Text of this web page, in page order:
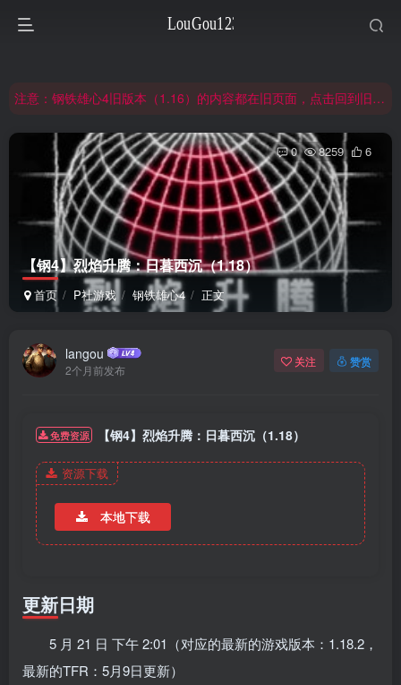
非常抱歉，节假日晚上服务器爆满，建议避开高峰时段访问。
注意：钢铁雄心4旧版本（1.16）的内容都在旧页面，点击回到旧版页面前往，网址：3yc.top
非常抱歉，节假日晚上服务器爆满，建议避开高峰时段访问。
网站合并公告：旧网页langou123.com的内容将搬迁到本页面，本页面后续可通过langou123.com和www.langou123.com访问。旧网页可通过3yc.top访问。
【钢4】烈焰升腾：日暮西沉（1.18）
首页 P社游戏 钢铁雄心4 正文
0 8259 6
langou
2个月前发布
关注 赞赏
免费资源 【钢4】烈焰升腾：日暮西沉（1.18）
资源下载
本地下载
更新日期
5 月 21 日 下午 2:01（对应的最新的游戏版本：1.18.2，
最新的TFR：5月9日更新）